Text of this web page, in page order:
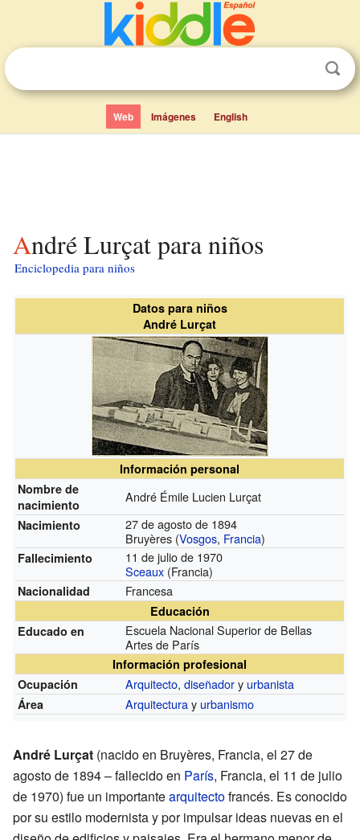
Web Imágenes English
André Lurçat para niños
Enciclopedia para niños
Datos para niños
André Lurçat
Información personal
Nombre de
nacimiento
André Émile Lucien Lurçat
Nacimiento
27 de agosto de 1894
Bruyères (Vosgos, Francia)
Fallecimiento
11 de julio de 1970
Sceaux (Francia)
Nacionalidad Francesa
Educación
Educado en
Escuela Nacional Superior de Bellas
Artes de París
Información profesional
Ocupación
Arquitecto,diseñadory urbanista
Área Arquitecturay urbanismo
André Lurçat (nacido en Bruyères, Francia, el 27 de
agosto de 1894 – fallecido en París, Francia, el 11 de julio
de 1970) fue un importantearquitectofrancés. Es conocido
por su estilo modernista y por impulsar ideas nuevas en el